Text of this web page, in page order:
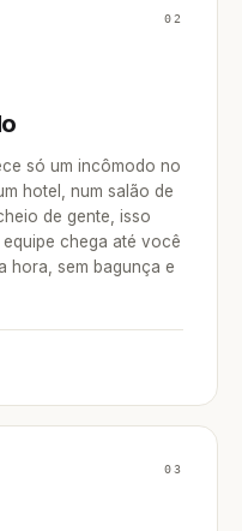
02
só um incômodo no
hotel, num salão de
de gente, isso
chega até você
hora, sem bagunça e
03